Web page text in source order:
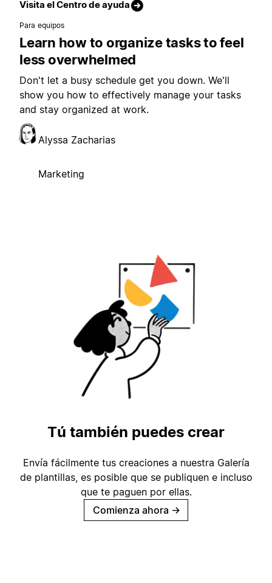
Visita el Centro de ayuda
Para equipos
Learn how to organize tasks to feel
less overwhelmed
Don't let a busy schedule get you down. We'll
show you how to effectively manage your tasks
and stay organized at work.
Alyssa Zacharias
Marketing
Tú también puedes crear
Envía fácilmente tus creaciones a nuestra Galería
de plantillas, es posible que se publiquen e incluso
que te paguen por ellas.
Comienza ahora →